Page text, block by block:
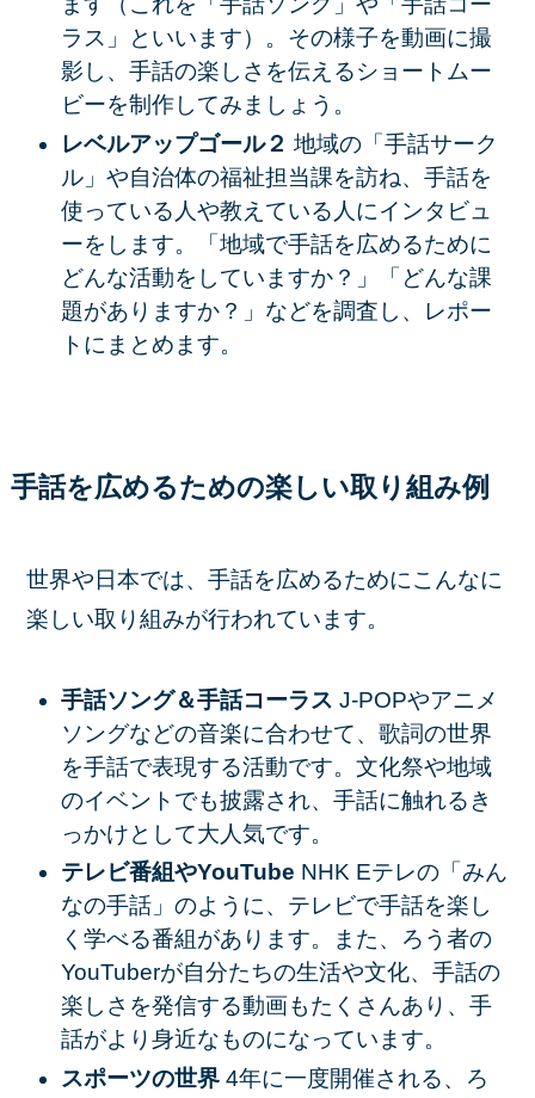
ラス」といいます）。その様子を動画に撮
影し、手話の楽しさを伝えるショートムー
ビーを制作してみましょう。
レベルアップゴール２ 地域の「手話サーク
ル」や自治体の福祉担当課を訪ね、手話を
使っている人や教えている人にインタビュ
ーをします。「地域で手話を広めるために
どんな活動をしていますか？」「どんな課
題がありますか？」などを調査し、レポー
トにまとめます。
手話を広めるための楽しい取り組み例
世界や日本では、手話を広めるためにこんなに
楽しい取り組みが行われています。
手話ソング＆手話コーラス J-POPやアニメ
ソングなどの音楽に合わせて、歌詞の世界
を手話で表現する活動です。文化祭や地域
のイベントでも披露され、手話に触れるき
っかけとして大人気です。
テレビ番組やYouTube NHK Eテレの「みん
なの手話」のように、テレビで手話を楽し
く学べる番組があります。また、ろう者の
YouTuberが自分たちの生活や文化、手話の
楽しさを発信する動画もたくさんあり、手
話がより身近なものになっています。
スポーツの世界4年に一度開催される、ろ